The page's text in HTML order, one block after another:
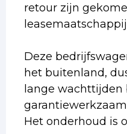
retour zijn
Deze
het buitenland,
lange wachttijden
Het onderhoud is